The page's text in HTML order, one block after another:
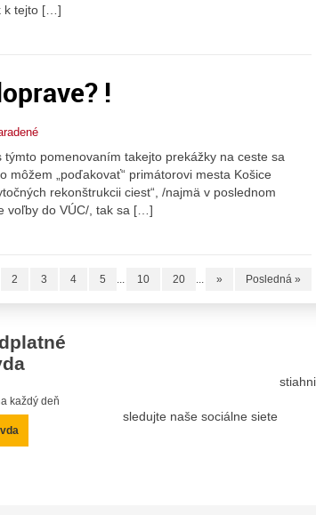
k tejto […]
!
pomenovaním takejto prekážky na ceste sa
„poďakovať“ primátorovi mesta Košice
rekonštrukcii ciest“, /najmä v poslednom
voľby do VÚC/, tak sa […]
2 3 4 5 ... 10 20 ... » Posledná »
každý deň
sledujte naše sociálne siete